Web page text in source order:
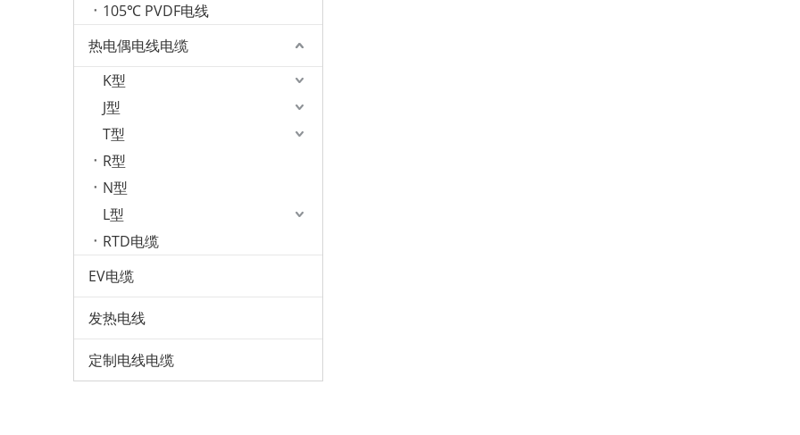
105℃ PVDF电线
热电偶电线电缆
K型
J型
T型
R型
N型
L型
RTD电缆
EV电缆
发热电线
定制电线电缆